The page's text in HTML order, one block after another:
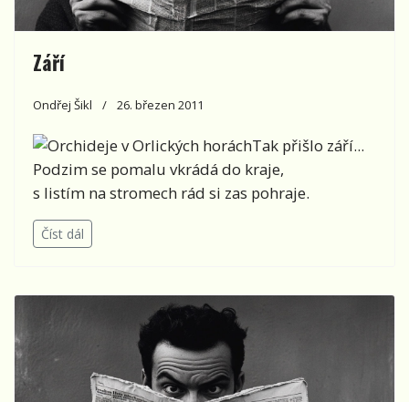
Září
Ondřej Šikl 26. březen 2011
Tak přišlo září...
Podzim se pomalu vkrádá do kraje,
s listím na stromech rád si zas pohraje.
Číst dál